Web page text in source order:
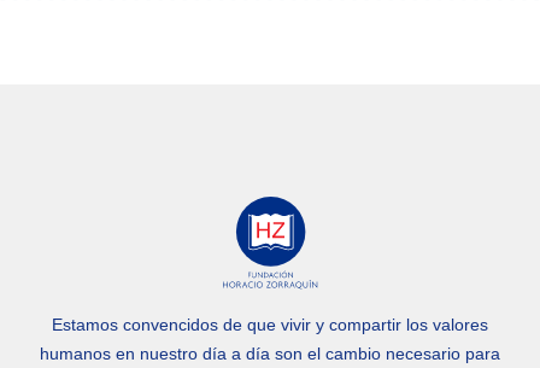
Estamos convencidos de que vivir y compartir los valores
humanos en nuestro día a día son el cambio necesario para